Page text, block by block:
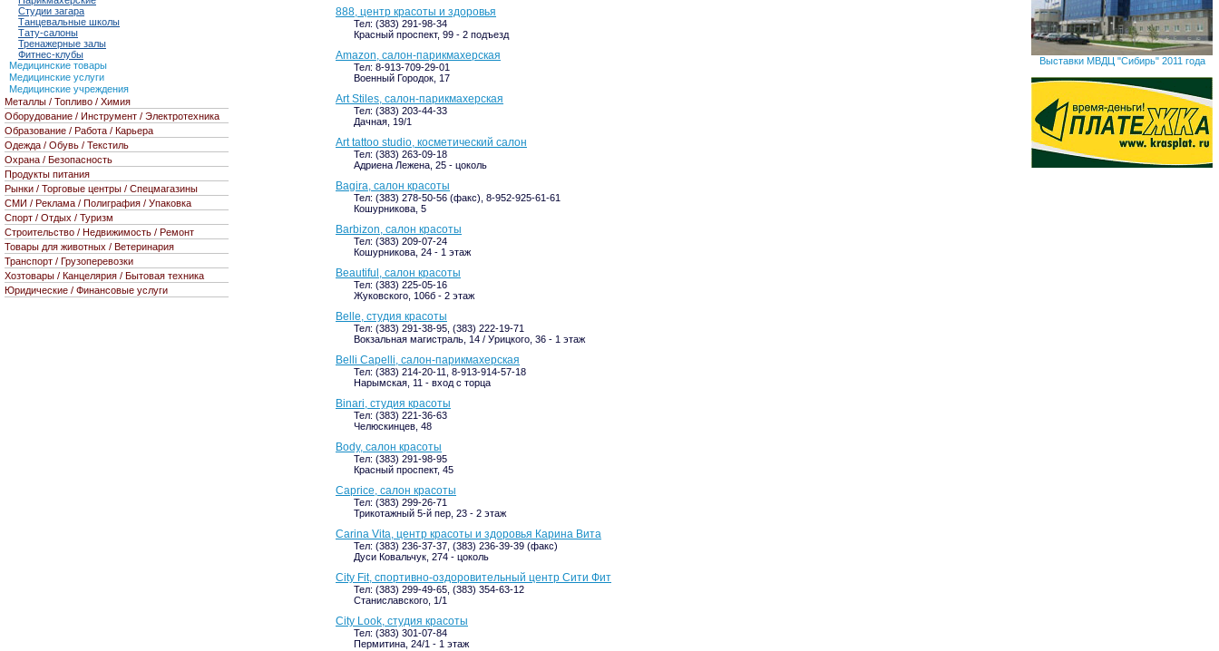
888, центр красоты и здоровья
Тел: (383) 291-98-34
Красный проспект, 99 - 2 подъезд
Amazon, салон-парикмахерская
Тел: 8-913-709-29-01
Военный Городок, 17
Art Stiles, салон-парикмахерская
Тел: (383) 203-44-33
Дачная, 19/1
Art tattoo studio, косметический салон
Тел: (383) 263-09-18
Адриена Лежена, 25 - цоколь
Bagira, салон красоты
Тел: (383) 278-50-56 (факс), 8-952-925-61-61
Кошурникова, 5
Barbizon, салон красоты
Тел: (383) 209-07-24
Кошурникова, 24 - 1 этаж
Beautiful, салон красоты
Тел: (383) 225-05-16
Жуковского, 106б - 2 этаж
Belle, студия красоты
Тел: (383) 291-38-95, (383) 222-19-71
Вокзальная магистраль, 14 / Урицкого, 36 - 1 этаж
Belli Capelli, салон-парикмахерская
Тел: (383) 214-20-11, 8-913-914-57-18
Нарымская, 11 - вход с торца
Binari, студия красоты
Тел: (383) 221-36-63
Челюскинцев, 48
Body, салон красоты
Тел: (383) 291-98-95
Красный проспект, 45
Caprice, салон красоты
Тел: (383) 299-26-71
Трикотажный 5-й пер, 23 - 2 этаж
Carina Vita, центр красоты и здоровья Карина Вита
Тел: (383) 236-37-37, (383) 236-39-39 (факс)
Дуси Ковальчук, 274 - цоколь
City Fit, спортивно-оздоровительный центр Сити Фит
Тел: (383) 299-49-65, (383) 354-63-12
Станиславского, 1/1
City Look, студия красоты
Тел: (383) 301-07-84
Пермитина, 24/1 - 1 этаж
Студии загара
Танцевальные школы
Тату-салоны
Тренажерные залы
Фитнес-клубы
Медицинские товары
Медицинские услуги
Медицинские учреждения
Металлы / Топливо / Химия
Оборудование / Инструмент / Электротехника
Образование / Работа / Карьера
Одежда / Обувь / Текстиль
Охрана / Безопасность
Продукты питания
Рынки / Торговые центры / Спецмагазины
СМИ / Реклама / Полиграфия / Упаковка
Спорт / Отдых / Туризм
Строительство / Недвижимость / Ремонт
Товары для животных / Ветеринария
Транспорт / Грузоперевозки
Хозтовары / Канцелярия / Бытовая техника
Юридические / Финансовые услуги
Выставки МВДЦ "Сибирь" 2011 года